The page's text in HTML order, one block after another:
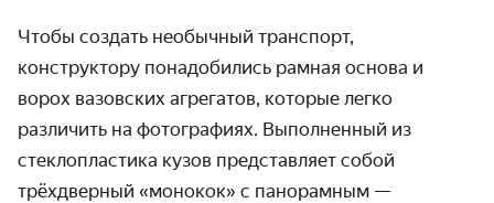
Чтобы создать необычный транспорт,
конструктору понадобились рамная основа и
ворох вазовских агрегатов, которые легко
различить на фотографиях. Выполненный из
стеклопластика кузов представляет собой
трёхдверный «монокок» с панорамным —